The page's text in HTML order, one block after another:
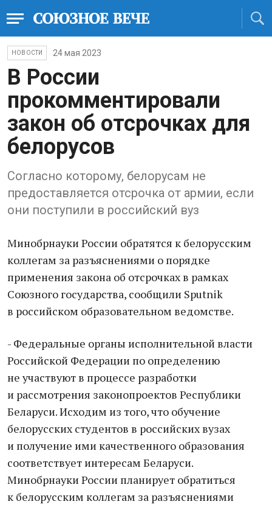
НОВОСТИ 24 мая 2023
В России
прокомментировали
закон об отсрочках для
белорусов
Согласно которому, белорусам не
предоставляется отсрочка от армии, если
они поступили в российский вуз
Минобрнауки России обратятся к белорусским
коллегам за разъяснениями о порядке
применения закона об отсрочках в рамках
Союзного государства, сообщили Sputnik
в российском образовательном ведомстве.
- Федеральные органы исполнительной власти
Российской Федерации по определению
не участвуют в процессе разработки
и рассмотрения законопроектов Республики
Беларуси. Исходим из того, что обучение
белорусских студентов в российских вузах
и получение ими качественного образования
соответствует интересам Беларуси.
Минобрнауки России планирует обратиться
к белорусским коллегам за разъяснениями